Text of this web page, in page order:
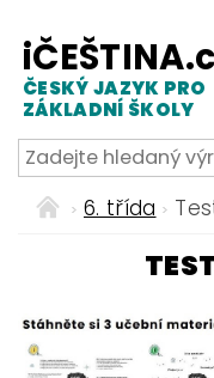
ČESKÝ JAZYK PRO
ZÁKLADNÍ ŠKOLY
6. třída